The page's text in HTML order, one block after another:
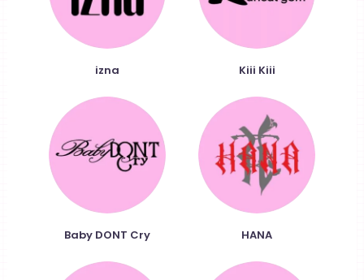
izna Kiii Kiii
Baby DONT Cry HANA